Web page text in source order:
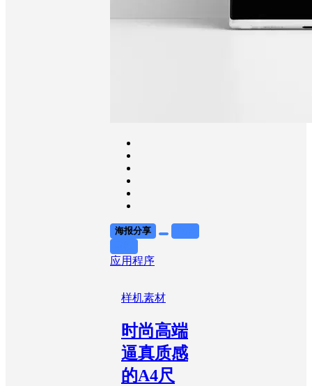
海报分享
应用程序
样机素材
时尚高端
逼真质感
的A4尺